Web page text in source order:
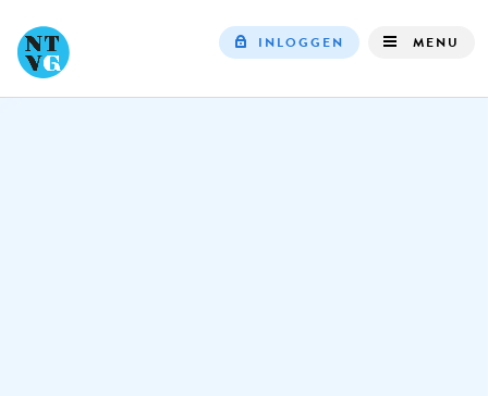
INLOGGEN MENU